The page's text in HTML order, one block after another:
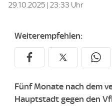
29.10.2025 | 23:33 Uhr
Weiterempfehlen:
Fünf Monate nach dem
Hauptstadt gegen den